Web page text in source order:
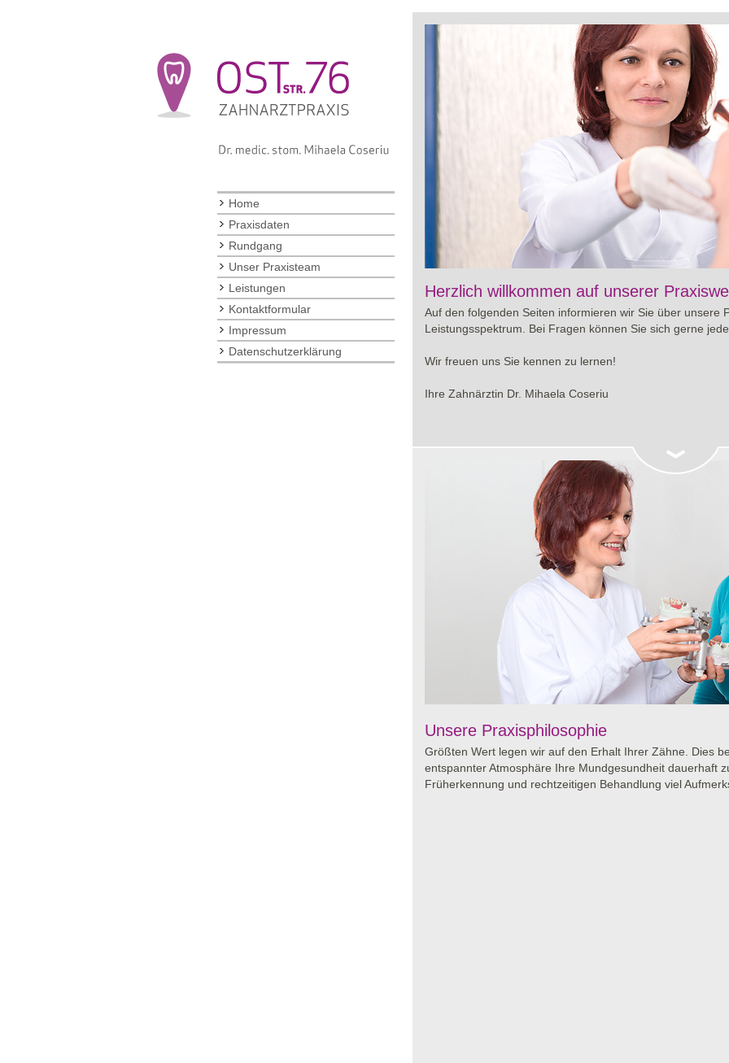
Viagra online sowie über Preisgestaltung und
Herzlich willkommen auf unserer
Auf den folgenden Seiten informieren wir Sie über unsere
Leistungsspektrum. Bei Fragen können Sie sich gerne
Wir freuen uns Sie kennen zu lernen!
Ihre Zahnärztin Dr. Mihaela Coseriu
Unsere Praxisphilosophie
Größten Wert legen wir auf den Erhalt Ihrer Zähne. Dies
entspannter Atmosphäre Ihre Mundgesundheit dauerhaft
Früherkennung und rechtzeitigen Behandlung viel
Home
Praxisdaten
Rundgang
Unser Praxisteam
Leistungen
Kontaktformular
Impressum
Datenschutzerklärung